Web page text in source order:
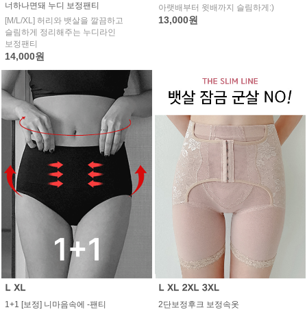
너하나면돼 누디 보정팬티
[M/L/XL] 허리와 뱃살을 깔끔하고
슬림하게 정리해주는 누디라인
보정팬티
14,000원
아랫배부터 윗배까지 슬림하게:)
13,000원
1+1 [보정] 니마음속에 -팬티
2단보정후크 보정속옷